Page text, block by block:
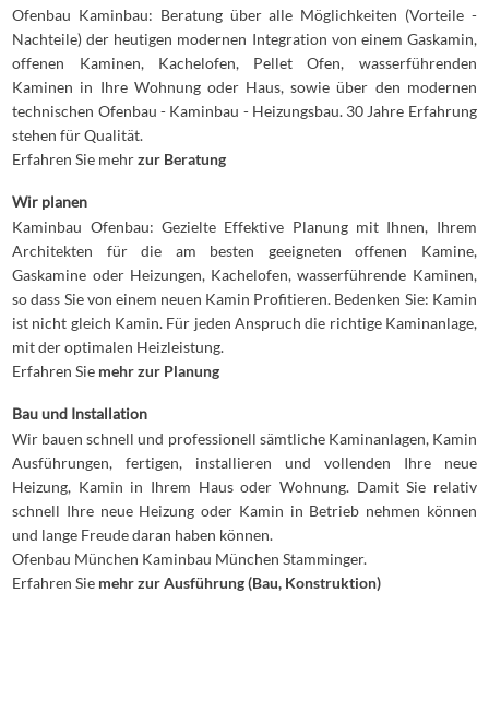
Ofenbau Kaminbau: Beratung über alle Möglichkeiten (Vorteile -
Nachteile) der heutigen modernen Integration von einem Gaskamin,
offenen Kaminen, Kachelofen, Pellet Ofen, wasserführenden
Kaminen in Ihre Wohnung oder Haus, sowie über den modernen
technischen Ofenbau - Kaminbau - Heizungsbau. 30 Jahre Erfahrung
stehen für Qualität.
Erfahren Sie mehrzur Beratung
Wir planen
Kaminbau Ofenbau: Gezielte Effektive Planung mit Ihnen, Ihrem
Architekten für die am besten geeigneten offenen Kamine,
Gaskamine oder Heizungen, Kachelofen, wasserführende Kaminen,
so dass Sie von einem neuen Kamin Profitieren. Bedenken Sie: Kamin
ist nicht gleich Kamin. Für jeden Anspruch die richtige Kaminanlage,
mit der optimalen Heizleistung.
Erfahren Sie mehr zur Planung
Bau und Installation
Wir bauen schnell und professionell sämtliche Kaminanlagen, Kamin
Ausführungen, fertigen, installieren und vollenden Ihre neue
Heizung, Kamin in Ihrem Haus oder Wohnung. Damit Sie relativ
schnell Ihre neue Heizung oder Kamin in Betrieb nehmen können
und lange Freude daran haben können.
Ofenbau München Kaminbau München Stamminger.
Erfahren Sie mehr zur Ausführung (Bau, Konstruktion)